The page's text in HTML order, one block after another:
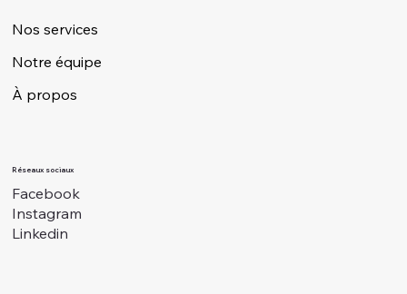
Nos services
Notre équipe
À propos
Réseaux sociaux
Facebook
Instagram
Linkedin